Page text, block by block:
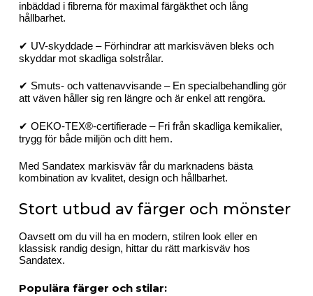
inbäddad i fibrerna för maximal färgäkthet och lång
hållbarhet.
✔ UV-skyddade – Förhindrar att markisväven bleks och
skyddar mot skadliga solstrålar.
✔ Smuts- och vattenavvisande – En specialbehandling gör
att väven håller sig ren längre och är enkel att rengöra.
✔ OEKO-TEX®-certifierade – Fri från skadliga kemikalier,
trygg för både miljön och ditt hem.
Med Sandatex markisväv får du marknadens bästa
kombination av kvalitet, design och hållbarhet.
Stort utbud av färger och mönster
Oavsett om du vill ha en modern, stilren look eller en
klassisk randig design, hittar du rätt markisväv hos
Sandatex.
Populära färger och stilar: